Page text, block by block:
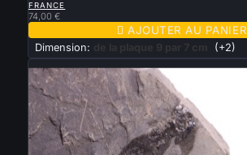
FRANCE
74,00 €
 AJOUTER AU PANIER
Dimension: de la plaque 9 par 7 cm (+2)
Nouveau